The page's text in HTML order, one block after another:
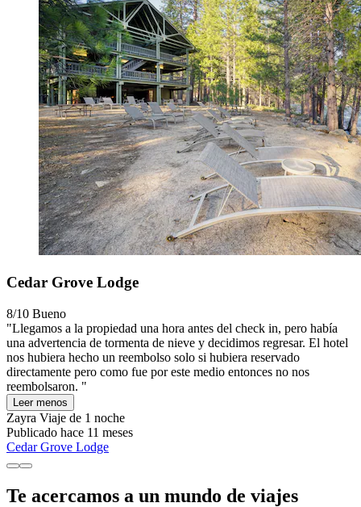
Cedar Grove Lodge
8/10 Bueno
"Llegamos a la propiedad una hora antes del check in, pero había
una advertencia de tormenta de nieve y decidimos regresar. El hotel
nos hubiera hecho un reembolso solo si hubiera reservado
directamente pero como fue por este medio entonces no nos
reembolsaron. "
Leer menos
Zayra Viaje de 1 noche
Publicado hace 11 meses
Cedar Grove Lodge
Te acercamos a un mundo de viajes